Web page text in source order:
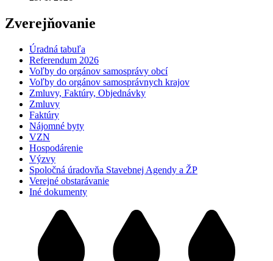
Zverejňovanie
Úradná tabuľa
Referendum 2026
Voľby do orgánov samosprávy obcí
Voľby do orgánov samosprávnych krajov
Zmluvy, Faktúry, Objednávky
Zmluvy
Faktúry
Nájomné byty
VZN
Hospodárenie
Výzvy
Spoločná úradovňa Stavebnej Agendy a ŽP
Verejné obstarávanie
Iné dokumenty